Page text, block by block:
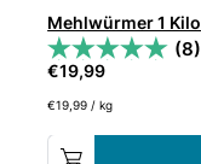
Mehlwürmer 1 Kilo
(8)
€19,99
€19,99 /kg